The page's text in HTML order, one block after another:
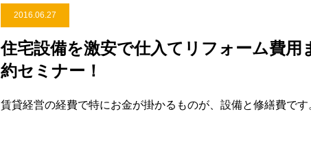
2016.06.27
住宅設備を激安で仕入てリフォーム費用
約セミナー！
賃貸経営の経費で特にお金が掛かるものが、設備と修繕費です